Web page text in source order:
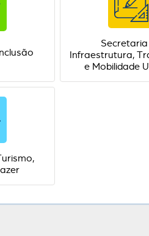
Infraestrutura,
e Mobilidade